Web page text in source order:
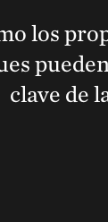
los
clave de